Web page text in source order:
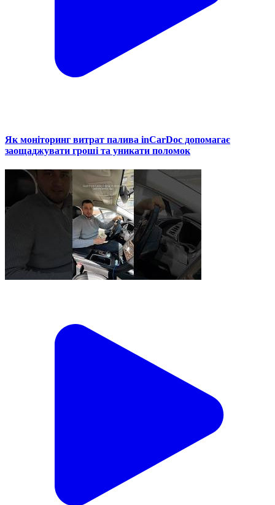
Як моніторинг витрат палива inCarDoc допомагає
заощаджувати гроші та уникати поломок